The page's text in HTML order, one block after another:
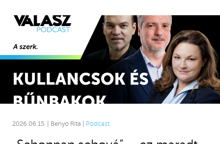
2026.06.15. | Benyó Rita | Podcast